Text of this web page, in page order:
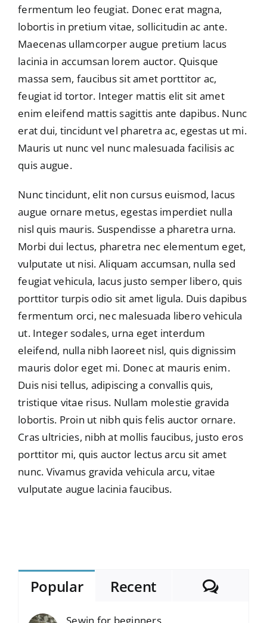
fermentum leo feugiat. Donec erat magna,
lobortis in pretium vitae, sollicitudin ac ante.
Maecenas ullamcorper augue pretium lacus
lacinia in accumsan lorem auctor. Quisque
massa sem, faucibus sit amet porttitor ac,
feugiat id tortor. Integer mattis elit sit amet
enim eleifend mattis sagittis ante dapibus. Nunc
erat dui, tincidunt vel pharetra ac, egestas ut mi.
Mauris ut nunc vel nunc malesuada facilisis ac
quis augue.
Nunc tincidunt, elit non cursus euismod, lacus
augue ornare metus, egestas imperdiet nulla
nisl quis mauris. Suspendisse a pharetra urna.
Morbi dui lectus, pharetra nec elementum eget,
vulputate ut nisi. Aliquam accumsan, nulla sed
feugiat vehicula, lacus justo semper libero, quis
porttitor turpis odio sit amet ligula. Duis dapibus
fermentum orci, nec malesuada libero vehicula
ut. Integer sodales, urna eget interdum
eleifend, nulla nibh laoreet nisl, quis dignissim
mauris dolor eget mi. Donec at mauris enim.
Duis nisi tellus, adipiscing a convallis quis,
tristique vitae risus. Nullam molestie gravida
lobortis. Proin ut nibh quis felis auctor ornare.
Cras ultricies, nibh at mollis faucibus, justo eros
porttitor mi, quis auctor lectus arcu sit amet
nunc. Vivamus gravida vehicula arcu, vitae
vulputate augue lacinia faucibus.
Popular Recent